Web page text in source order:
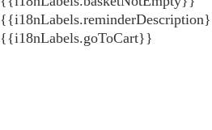
{{i18nLabels.goToCart}}